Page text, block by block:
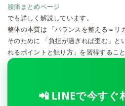
腰痛まとめページ
でも詳しく解説しています。
整体の本質は
「バランスを整える＝リ
そのために
「負担が過ぎれば歪む」
れるポイントと触り方」を習得すること
📲 LINEで今すぐ